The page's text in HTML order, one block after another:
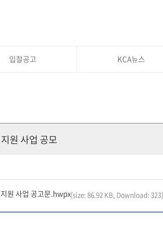
입찰공고 KCA뉴스
원 사업 공모
원 사업 공고문.hwpx[size: 86.92 KB, Download: 323]